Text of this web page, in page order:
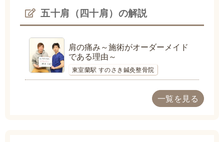
五十肩（四十肩）の解説
肩の痛み～施術がオーダーメイド
である理由～
東室蘭駅 すのさき鍼灸整骨院
一覧を見る